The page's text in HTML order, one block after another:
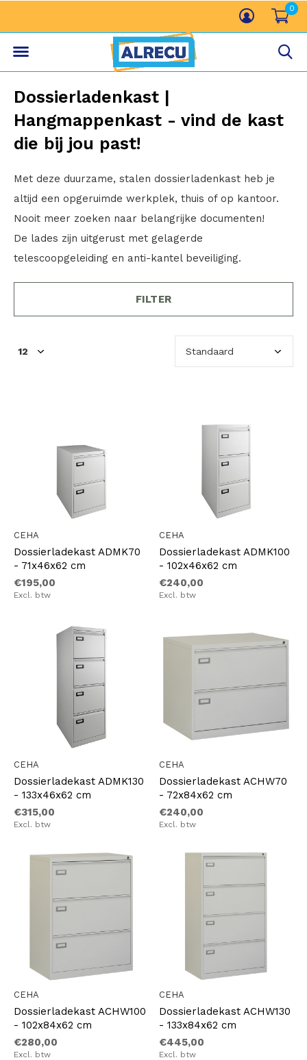
0
Dossierladenkast |
Hangmappenkast - vind de kast
die bij jou past!
Met deze duurzame, stalen dossierladenkast heb je
altijd een opgeruimde werkplek, thuis of op kantoor.
Nooit meer zoeken naar belangrijke documenten!
De lades zijn uitgerust met gelagerde
telescoopgeleiding en anti-kantel beveiliging.
FILTER
CEHA
Dossierladekast ADMK70
- 71x46x62 cm
€195,00
Excl. btw
CEHA
Dossierladekast ADMK100
- 102x46x62 cm
€240,00
Excl. btw
CEHA
Dossierladekast ADMK130
- 133x46x62 cm
€315,00
Excl. btw
CEHA
Dossierladekast ACHW70
- 72x84x62 cm
€240,00
Excl. btw
CEHA
Dossierladekast ACHW100
- 102x84x62 cm
€280,00
Excl. btw
CEHA
Dossierladekast ACHW130
- 133x84x62 cm
€445,00
Excl. btw